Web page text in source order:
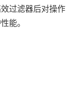
过滤器后对操作
能。